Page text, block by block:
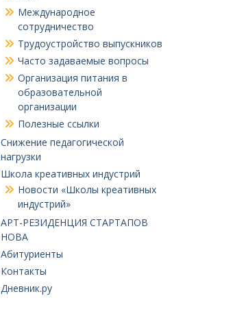
Международное
сотрудничество
Трудоустройство выпускников
Часто задаваемые вопросы
Организация питания в
образовательной
организации
Полезные ссылки
Снижение педагогической
нагрузки
Школа креативных индустрий
Новости «Школы креативных
индустрий»
АРТ-РЕЗИДЕНЦИЯ СТАРТАПОВ
НОВА
Абитуриенты
Контакты
Дневник.ру